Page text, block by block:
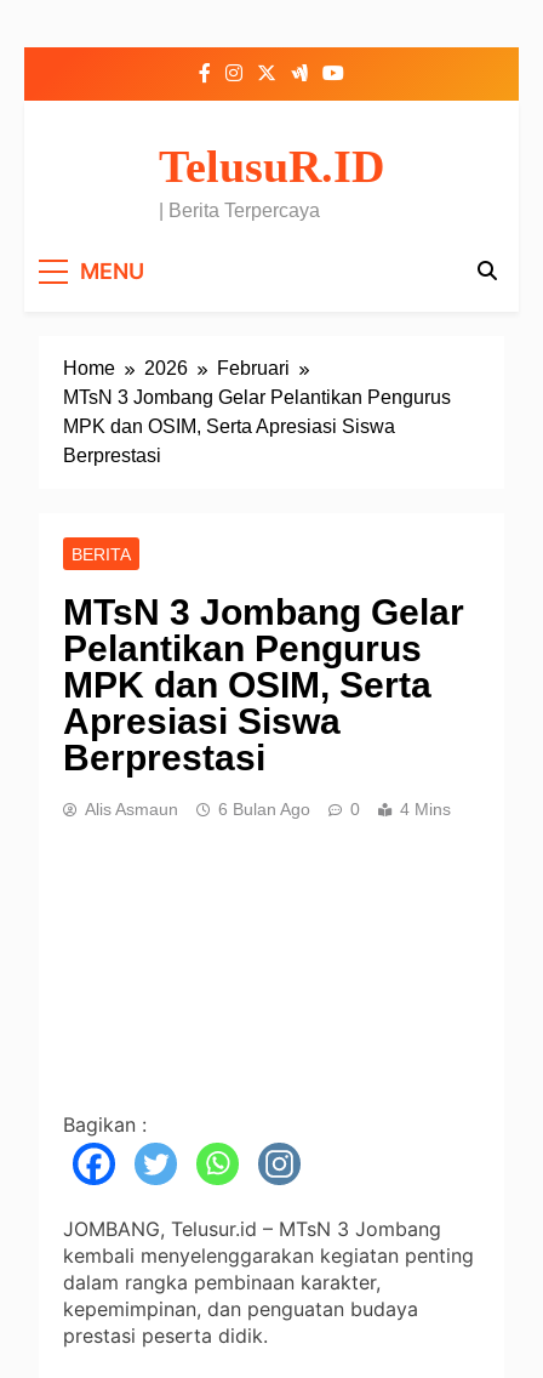
TelusuR.ID
| Berita Terpercaya
MENU
Home 2026
Februari
MTsN 3 Jombang Gelar Pelantikan Pengurus
MPK dan OSIM, Serta Apresiasi Siswa
Berprestasi
BERITA
MTsN 3 Jombang Gelar
Pelantikan Pengurus
MPK dan OSIM, Serta
Apresiasi Siswa
Berprestasi
Alis Asmaun 6 Bulan Ago 0 4 Mins
Bagikan :
JOMBANG, Telusur.id – MTsN 3 Jombang
kembali menyelenggarakan kegiatan penting
dalam rangka pembinaan karakter,
kepemimpinan, dan penguatan budaya
prestasi peserta didik.